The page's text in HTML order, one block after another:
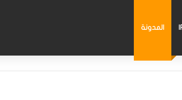
المدونة